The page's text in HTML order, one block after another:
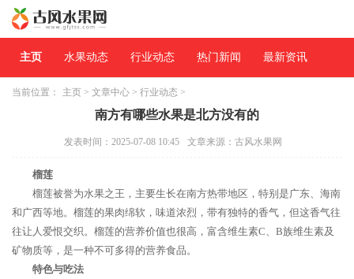
主页 水果动态 行业动态 热门新闻 最新资讯
当前位置： 主页 > 文章中心 > 行业动态 >
南方有哪些水果是北方没有的
发表时间：2025-07-08 10:45 文章来源：古风水果网
榴莲
榴莲被誉为水果之王，主要生长在南方热带地区，特别是广东、海南
和广西等地。榴莲的果肉绵软，味道浓烈，带有独特的香气，但这香气往
往让人爱恨交织。榴莲的营养价值也很高，富含维生素C、B族维生素及
矿物质等，是一种不可多得的营养食品。
特色与吃法